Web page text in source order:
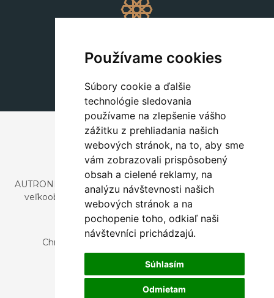
Používame cookies
Súbory cookie a ďalšie
technológie sledovania
používame na zlepšenie vášho
zážitku z prehliadania našich
webových stránok, na to, aby sme
vám zobrazovali prispôsobený
obsah a cielené reklamy, na
analýzu návštevnosti našich
webových stránok a na
pochopenie toho, odkiaľ naši
návštevníci prichádzajú.
Súhlasím
Odmietam
+420 311 604 182
dekorace@autronic.cz
AUTRONIC, s.r.o. je spoločnosť zaoberajúca sa dovozom a
veľkoobchodným predajom dizajnového aj štýlového
nábytku a dekorácií.
Česká republika
Chrustenice 270, 267 12 Loděnice u Berouna
Slovensko
Nová 366, 032 02 Závažná Poruba